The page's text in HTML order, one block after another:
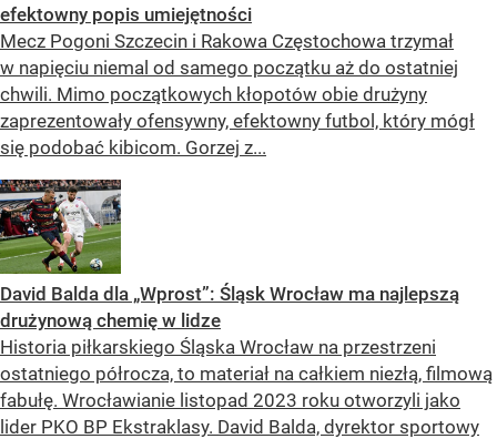
efektowny popis umiejętności
Mecz Pogoni Szczecin i Rakowa Częstochowa trzymał
w napięciu niemal od samego początku aż do ostatniej
chwili. Mimo początkowych kłopotów obie drużyny
zaprezentowały ofensywny, efektowny futbol, który mógł
się podobać kibicom. Gorzej z...
David Balda dla „Wprost”: Śląsk Wrocław ma najlepszą
drużynową chemię w lidze
Historia piłkarskiego Śląska Wrocław na przestrzeni
ostatniego półrocza, to materiał na całkiem niezłą, filmową
fabułę. Wrocławianie listopad 2023 roku otworzyli jako
lider PKO BP Ekstraklasy. David Balda, dyrektor sportowy